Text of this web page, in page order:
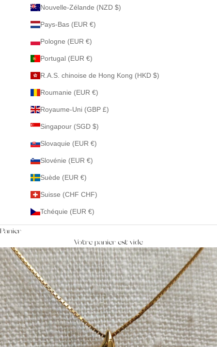
Nouvelle-Zélande (NZD $)
Pays-Bas (EUR €)
Pologne (EUR €)
Portugal (EUR €)
R.A.S. chinoise de Hong Kong (HKD $)
Roumanie (EUR €)
Royaume-Uni (GBP £)
Singapour (SGD $)
Slovaquie (EUR €)
Slovénie (EUR €)
Suède (EUR €)
Suisse (CHF CHF)
Tchéquie (EUR €)
Panier
Votre panier est vide